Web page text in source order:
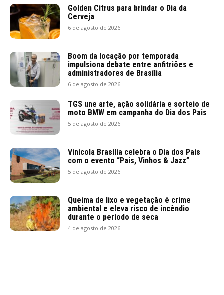
Golden Citrus para brindar o Dia da
Cerveja
6 de agosto de 2026
Boom da locação por temporada
impulsiona debate entre anfitriões e
administradores de Brasília
6 de agosto de 2026
TGS une arte, ação solidária e sorteio de
moto BMW em campanha do Dia dos Pais
5 de agosto de 2026
Vinícola Brasília celebra o Dia dos Pais
com o evento “Pais, Vinhos & Jazz”
5 de agosto de 2026
Queima de lixo e vegetação é crime
ambiental e eleva risco de incêndio
durante o período de seca
4 de agosto de 2026